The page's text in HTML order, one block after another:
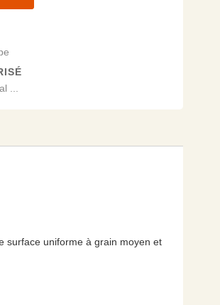
...
surface uniforme à grain moyen et